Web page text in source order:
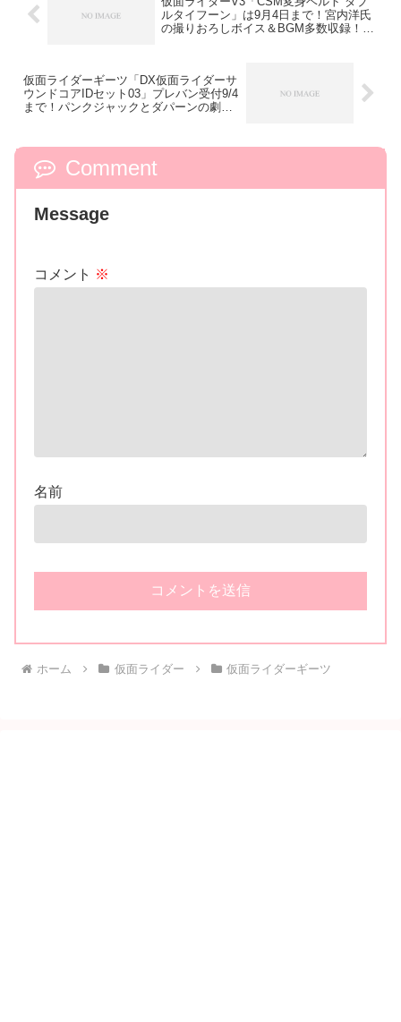
ルタイフーン」は9月4日まで！宮内洋氏
の撮りおろしボイス＆BGM多数収録！
仮面ライダーギーツ「DX仮面ライダーサ
ウンドコアIDセット03」プレバン受付9/4
まで！パンクジャックとダパーンの劇中
Comment
Message
コメント ※
名前
ホーム 仮面ライダー 仮面ライダーギーツ